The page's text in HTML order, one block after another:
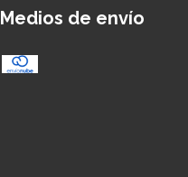
Medios de envío